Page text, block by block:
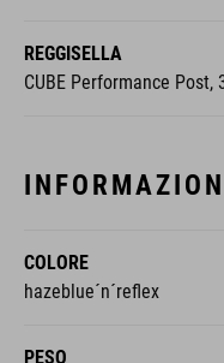
REGGISELLA
CUBE Performance Post,
COLORE
hazeblue´n´reflex
PESO